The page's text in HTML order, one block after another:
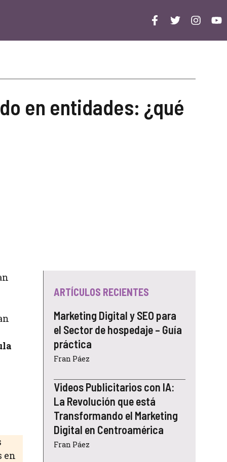
en entidades: ¿qué
en
ARTÍCULOS RECIENTES
Marketing Digital y SEO para
el Sector de hospedaje – Guía
práctica
Fran Páez
Videos Publicitarios con IA:
La Revolución que está
Transformando el Marketing
Digital en Centroamérica
Fran Páez